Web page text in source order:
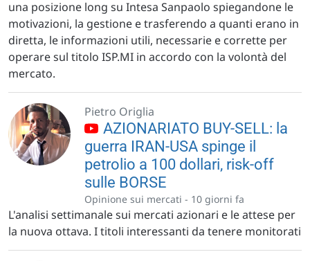
una posizione long su Intesa Sanpaolo spiegandone le
motivazioni, la gestione e trasferendo a quanti erano in
diretta, le informazioni utili, necessarie e corrette per
operare sul titolo ISP.MI in accordo con la volontà del
mercato.
Pietro Origlia
AZIONARIATO BUY-SELL: la
guerra IRAN-USA spinge il
petrolio a 100 dollari, risk-off
sulle BORSE
Opinione sui mercati - 10 giorni fa
L'analisi settimanale sui mercati azionari e le attese per
la nuova ottava. I titoli interessanti da tenere monitorati